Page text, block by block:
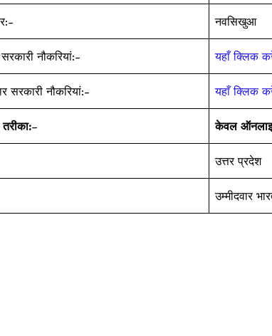
नवसिखुआ
नौकरियां:- यहाँ क्लिक
सरकारी नौकरियां:- यहाँ क्लिक
– केवल
उत्तर प्रदेश
उम्मीदवार